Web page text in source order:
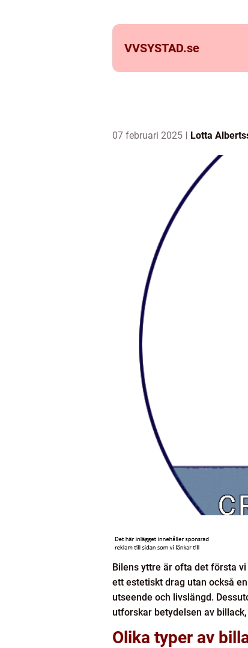
VVSYSTAD.se
07 februari 2025 Lotta
Bilens yttre är ofta det första
ett estetiskt drag utan också
utseende och livslängd.
utforskar betydelsen av
Olika typer av